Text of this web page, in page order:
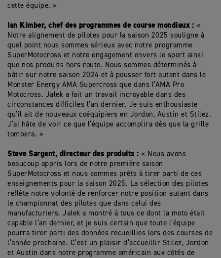
cette équipe. »
Ian Kimber, chef des programmes de course mondiaux : «
Notre alignement de pilotes pour la saison 2025 souligne à
quel point nous sommes sérieux avec notre programme
SuperMotocross et notre engagement envers le sport ainsi
que nos produits hors route. Nous sommes déterminés à
bâtir sur notre saison 2024 et à pousser fort autant dans le
Monster Energy AMA Supercross que dans l’AMA Pro
Motocross. Jalek a fait un travail incroyable dans des
circonstances difficiles l’an dernier. Je suis enthousiaste
qu’il ait de nouveaux coéquipiers en Jordon, Austin et Stilez.
J’ai hâte de voir ce que l’équipe accomplira dès que la grille
tombera. »
Steve Sargent, directeur des produits : « Nous avons
beaucoup appris lors de notre première saison
SuperMotocross et nous sommes prêts à tirer parti de ces
enseignements pour la saison 2025. La sélection des pilotes
reflète notre volonté de renforcer notre position autant dans
le championnat des pilotes que dans celui des
manufacturiers. Jalek a montré à tous ce dont la moto était
capable l’an dernier, et je suis certain que toute l’équipe
pourra tirer parti des données recueillies lors des courses de
l’année prochaine. C’est un plaisir d’accueillir Stilez, Jordon
et Austin dans notre programme américain aux côtés de